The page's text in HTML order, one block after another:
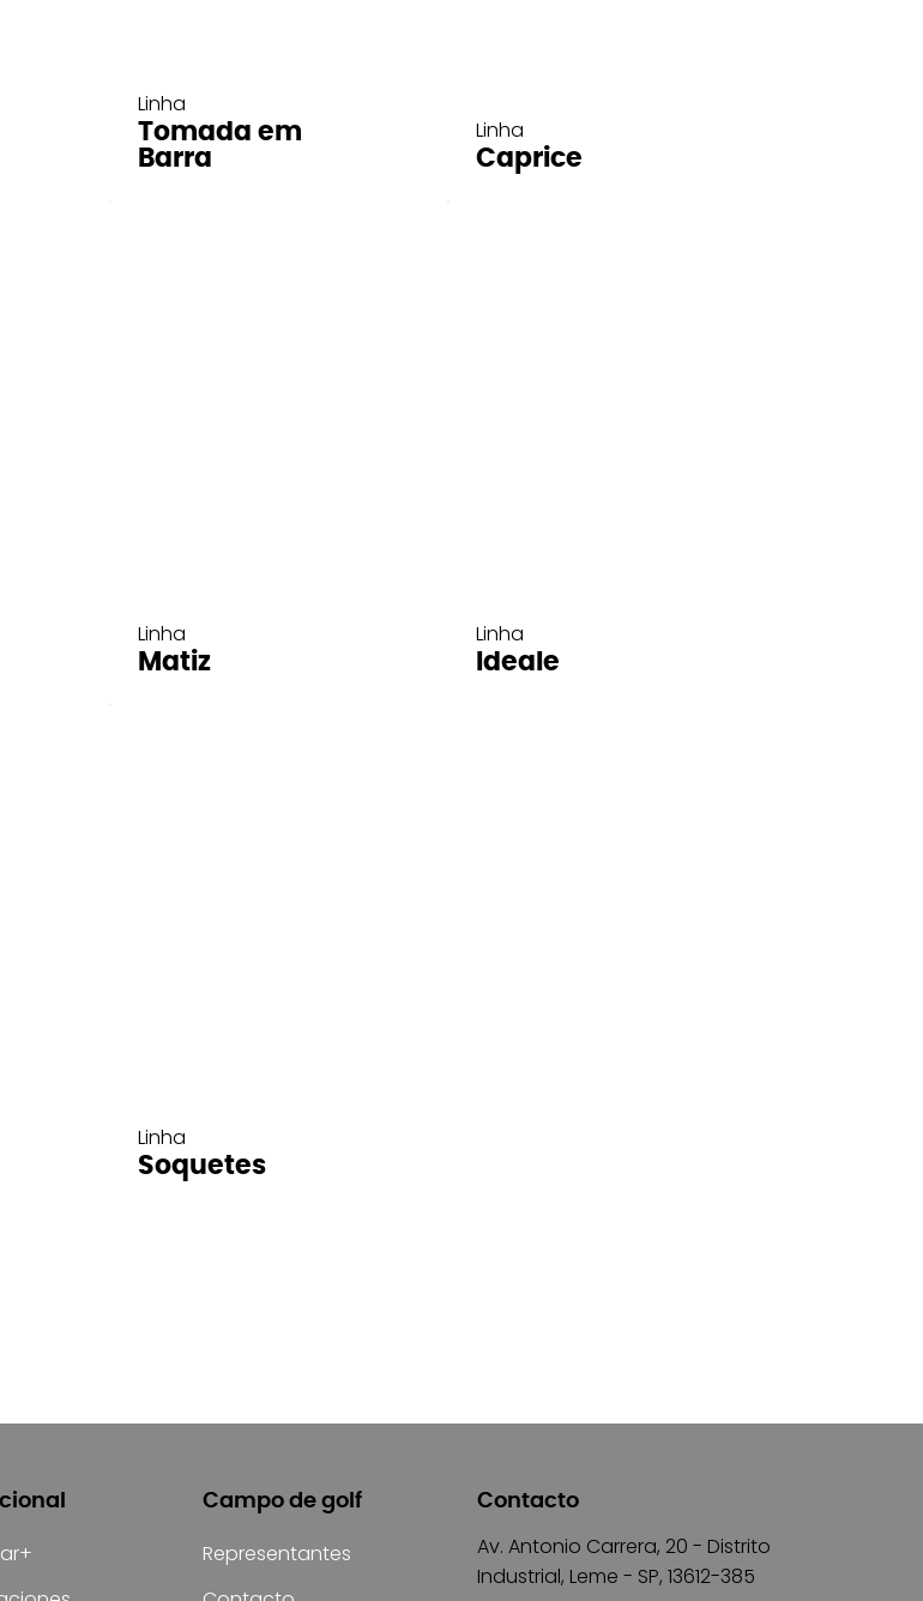
Linha
Tomada em
Barra
Linha
Caprice
Linha
Matiz
Linha
Ideale
Linha
Soquetes
Campo de golf
Representantes
Contacto
Av. Antonio Carrera, 20 - Distrito
Industrial, Leme - SP, 13612-385